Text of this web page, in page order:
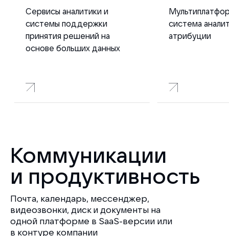
Сервисы аналитики и
системы поддержки
принятия решений на
основе больших данных
система
атрибуции
Коммуникации
и продуктивность
Почта, календарь, мессенджер,
видеозвонки, диск и документы на
одной платформе в SaaS-версии или
в контуре компании